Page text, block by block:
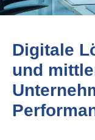
Digitale
und